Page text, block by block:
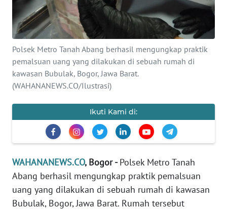
Polsek Metro Tanah Abang berhasil mengungkap praktik
pemalsuan uang yang dilakukan di sebuah rumah di
kawasan Bubulak, Bogor, Jawa Barat.
(WAHANANEWS.CO/Ilustrasi)
Ikuti Kami di:
WAHANANEWS.CO, Bogor -Polsek Metro Tanah
Abang berhasil mengungkap praktik pemalsuan
uang yang dilakukan di sebuah rumah di kawasan
Bubulak, Bogor, Jawa Barat. Rumah tersebut
INTERNASIONAL
SERBA-SERBI
PENDIDIKAN
Informasi
INDEKS